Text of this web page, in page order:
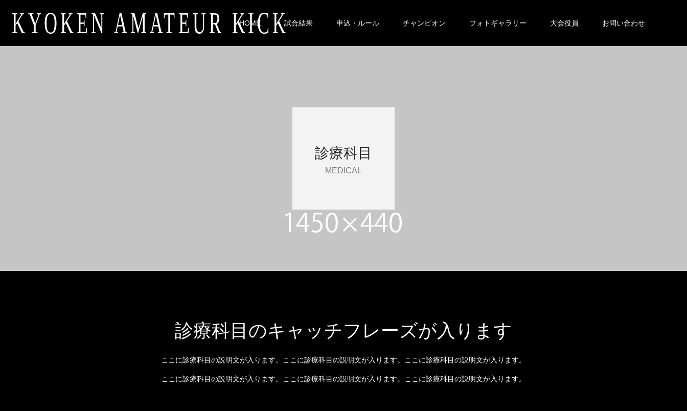
KYOKEN AMATEUR KICK
HOME 試合結果 申込・ルール チャンピオン フォトギャラリー 大会役員 お問い合わせ
診療科目
MEDICAL
診療科目のキャッチフレーズが入ります
ここに診療科目の説明文が入ります。ここに診療科目の説明文が入ります。ここに診療科目の説明文が入ります。
ここに診療科目の説明文が入ります。ここに診療科目の説明文が入ります。ここに診療科目の説明文が入ります。